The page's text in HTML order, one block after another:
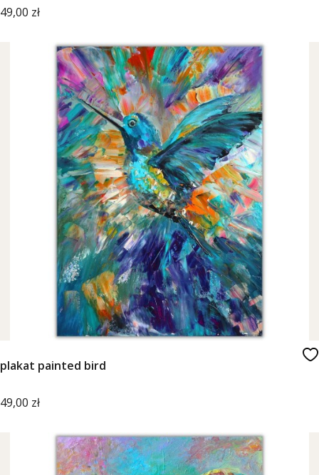
Cena
49,00 zł
plakat painted bird
Cena
49,00 zł